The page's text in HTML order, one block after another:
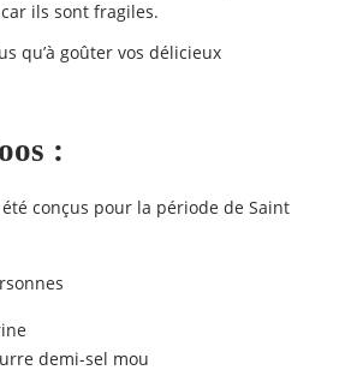
ils sont fragiles.
qu’à goûter vos délicieux
:
conçus pour la période de Saint
demi-sel mou